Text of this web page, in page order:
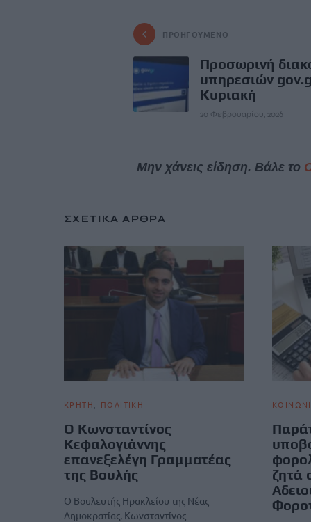
ΠΡΟΗΓΟΎΜΕΝΟ
Προσωρινή
υπηρεσιών
Κυριακή
20 Φεβρουαρίου, 2026
Μην χάνεις είδηση. Βάλε το
ΣΧΕΤΙΚΆ ΆΡΘΡΑ
ΚΡΗΤΗ ΠΟΛΙΤΙΚΗ
Ο Κωνσταντίνος
Κεφαλογιάννης
επανεξελέγη Γραμματέας
της Βουλής
Ο Βουλευτής Ηρακλείου της Νέας
Δημοκρατίας, Κωνσταντίνος
ζητά